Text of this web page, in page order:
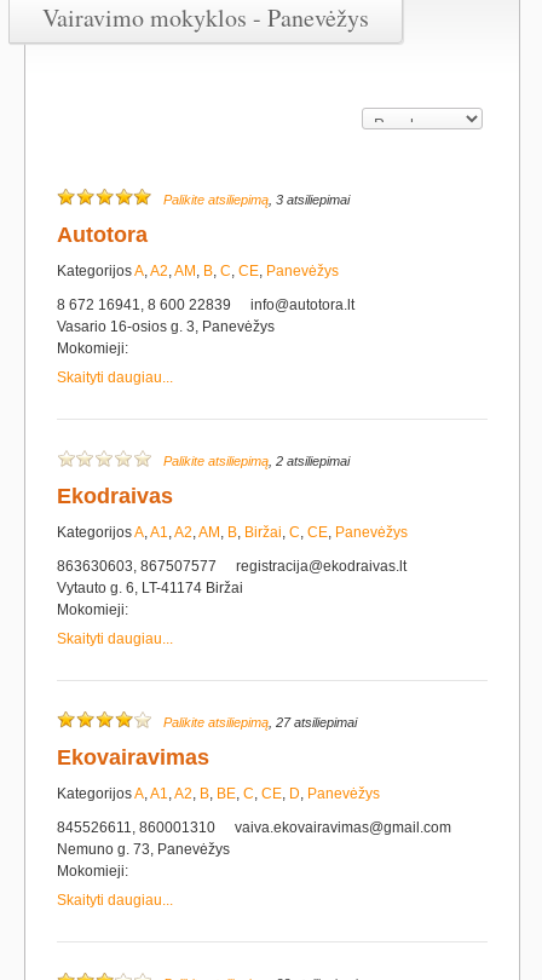
Vairavimo mokyklos - Panevėžys
Palikite atsiliepimą , 3 atsiliepimai
Autotora
KategorijosA,A2,AM , B, C, CE, Panevėžys
8 672 16941, 8 600 22839
info@autotora.lt
Vasario 16-osios g. 3, Panevėžys
Mokomieji:
Skaityti daugiau...
Palikite atsiliepimą , 2 atsiliepimai
Ekodraivas
KategorijosA,A1,A2,AM , B, Biržai, C, CE, Panevėžys
863630603, 867507577
registracija@ekodraivas.lt
Vytauto g. 6, LT-41174 Biržai
Mokomieji:
Skaityti daugiau...
Palikite atsiliepimą , 27 atsiliepimai
Ekovairavimas
KategorijosA,A1,A2, B, BE, C, CE, D, Panevėžys
845526611, 860001310
vaiva.ekovairavimas@gmail.com
Nemuno g. 73, Panevėžys
Mokomieji:
Skaityti daugiau...